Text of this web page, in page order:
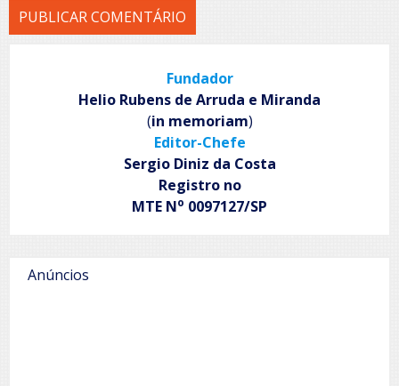
Fundador
Helio Rubens de Arruda e Miranda
(in memoriam)
Editor-Chefe
Sergio Diniz da Costa
Registro no
MTE No 0097127/SP
Anúncios